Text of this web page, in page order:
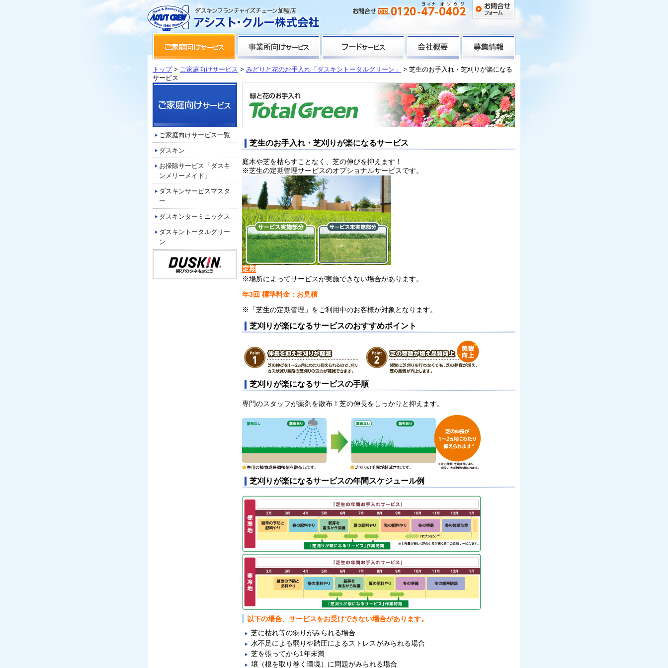
トップ> ご家庭向けサービス > みどりと花のお手入れ「ダスキントータルグリーン」
> 芝生のお手入れ・芝刈りが楽になる
サービス
ご家庭向けサービス一覧
ダスキン
お掃除サービス「ダスキ
ンメリーメイド」
ダスキンサービスマスタ
ー
ダスキンターミニックス
ダスキントータルグリー
ン
芝生のお手入れ・芝刈りが楽になるサービス
庭木や芝を枯らすことなく、芝の伸びを抑えます！
※芝生の定期管理サービスのオプショナルサービスです。
定期
※場所によってサービスが実施できない場合があります。
年3回 標準料金：お見積
※「芝生の定期管理」をご利用中のお客様が対象となります。
芝刈りが楽になるサービスのおすすめポイント
芝刈りが楽になるサービスの手順
専門のスタッフが薬剤を散布！芝の伸長をしっかりと抑えます。
芝刈りが楽になるサービスの年間スケジュール例
以下の場合、サービスをお受けできない場合があります。
芝に枯れ等の弱りがみられる場合
水不足による弱りや踏圧によるストレスがみられる場合
芝を張ってから1年未満
壌（根を取り巻く環境）に問題がみられる場合